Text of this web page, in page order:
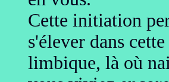
Cette initiation
s'élever dans
limbique, là où